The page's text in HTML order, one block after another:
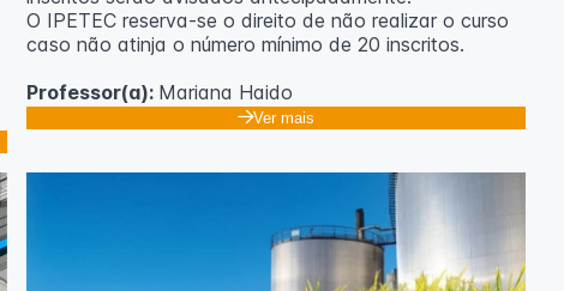
O IPETEC reserva-se o direito de não realizar o curso
caso não atinja o número mínimo de 20 inscritos.
Professor(a): Mariana Haido
Ver mais